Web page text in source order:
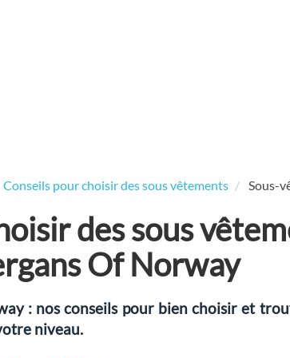
Conseils pour choisir des sous vêtements Sous-
des sous
Of Norway
: nos conseils pour bien choisir et
niveau.